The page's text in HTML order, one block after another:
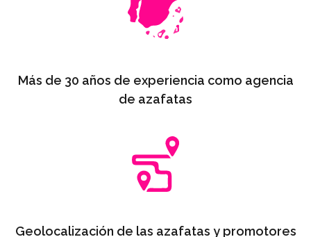
Más de 30 años de experiencia como agencia
de azafatas
Geolocalización de las azafatas y promotores